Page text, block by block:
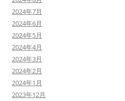
2024年7月
2024年6月
2024年5月
2024年4月
2024年3月
2024年2月
2024年1月
2023年12月